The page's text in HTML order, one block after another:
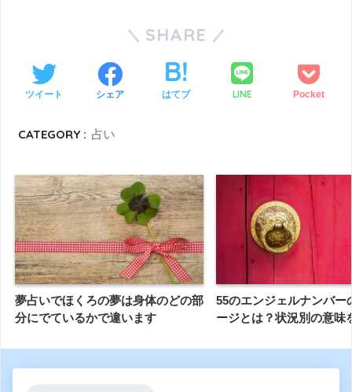
SHARE
ツイート シェア はてブ LINE Pocket
CATEGORY : 占い
夢占いでほくろの夢は身体のどの部
分にでているかで違います
55のエンジェルナンバー
ージとは？状況別の意味